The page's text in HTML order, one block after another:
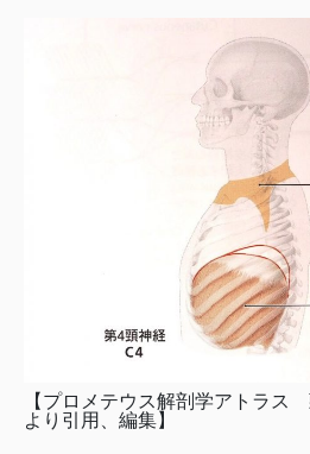
【プロメテウス解剖学アトラス
より引用、編集】